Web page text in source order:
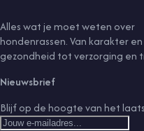
Alles wat je moet weten over
hondenrassen. Van karakter en
gezondheid tot verzorging en
Nieuwsbrief
Blijf op de hoogte van het